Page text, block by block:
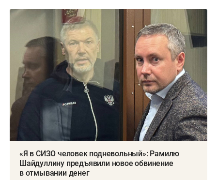
«Я в СИЗО человек подневольный»: Рамилю
Шайдуллину предъявили новое обвинение
в отмывании денег